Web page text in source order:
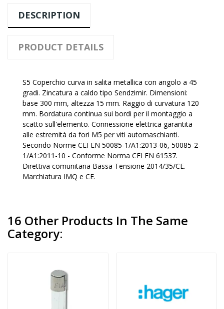
DESCRIPTION
PRODUCT DETAILS
S5 Coperchio curva in salita metallica con angolo a 45
gradi. Zincatura a caldo tipo Sendzimir. Dimensioni:
base 300 mm, altezza 15 mm. Raggio di curvatura 120
mm. Bordatura continua sui bordi per il montaggio a
scatto sull'elemento. Connessione elettrica garantita
alle estremità da fori M5 per viti automaschianti.
Secondo Norme CEI EN 50085-1/A1:2013-06, 50085-2-
1/A1:2011-10 - Conforme Norma CEI EN 61537.
Direttiva comunitaria Bassa Tensione 2014/35/CE.
Marchiatura IMQ e CE.
16 Other Products In The Same
Category: